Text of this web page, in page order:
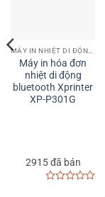
MÁY IN NHIỆT DI ĐỘNG CẦM TAY | MOBILE PRINTER
Máy in hóa đơn
tem nhãn cầm tay
Xprinter XP-
P441B: in đa năng,
275 đã bán